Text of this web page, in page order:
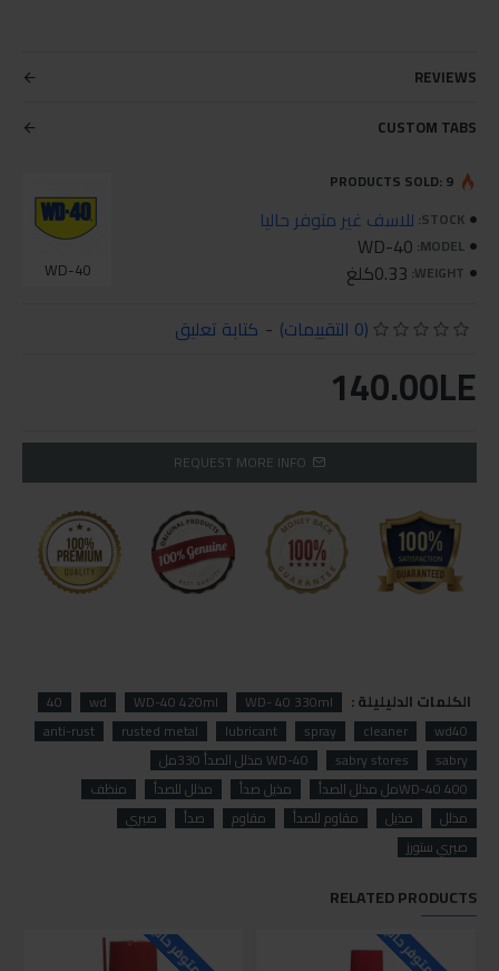
REVIEWS
CUSTOM TABS
STOCK: للاسف غير متوفر حاليا
MODEL:
WD-40
WEIGHT: 0.33كلغ WD-40
PRODUCTS SOLD: 9
(0 التقييمات) - كتابة تعليق
140.00LE
REQUEST MORE INFO
الكلمات الدليليلة : WD- 40 330ml
WD-40 420ml
wd
40
wd40
cleaner
spray
lubricant
rusted metal
anti-rust
sabry
sabry stores
WD-40 مذلل الصدأ 330مل
WD-40 400مل مذلل الصدأ
مذيل صدأ مذلل للصدأ
منظف
مذلل
مذيل مقاوم للصدأ مقاوم صدأ
صبري
صبري ستورز
RELATED PRODUCTS